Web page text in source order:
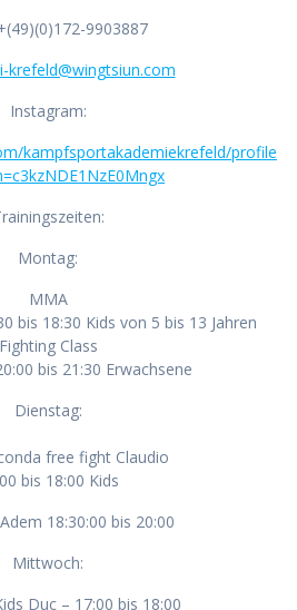
9903887
krefeld@wingtsiun.com
Instagram:
kampfsportakademiekrefeld/profile
Montag:
MMA
bis 18:30 Kids von 5 bis 13 Jahren
Fighting Class
bis 21:30 Erwachsene
Dienstag:
free fight Claudio
bis 18:00 Kids
18:30:00 bis 20:00
Mittwoch:
Duc – 17:00 bis 18:00